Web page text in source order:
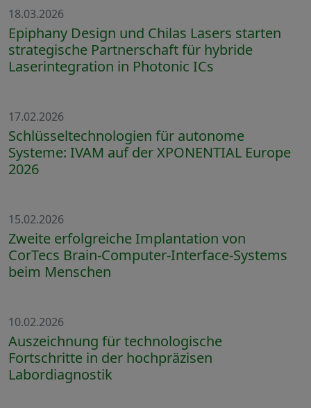
18.03.2026
Epiphany Design und Chilas Lasers starten
strategische Partnerschaft für hybride
Laserintegration in Photonic ICs
17.02.2026
Schlüsseltechnologien für autonome
Systeme: IVAM auf der XPONENTIAL Europe
2026
15.02.2026
Zweite erfolgreiche Implantation von
CorTecs Brain-Computer-Interface-Systems
beim Menschen
10.02.2026
Auszeichnung für technologische
Fortschritte in der hochpräzisen
Labordiagnostik